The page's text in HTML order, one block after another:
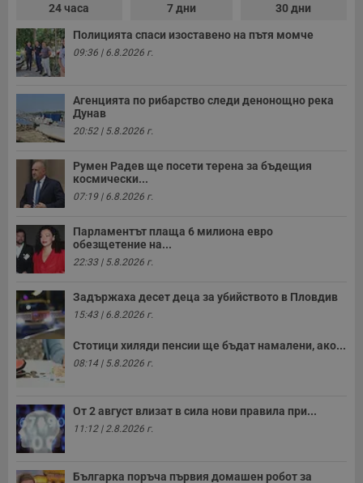
24 часа 7 дни 30 дни
Полицията спаси изоставено на пътя момче
09:36 | 6.8.2026 г.
Агенцията по рибарство следи денонощно река
Дунав
20:52 | 5.8.2026 г.
Румен Радев ще посети терена за бъдещия
космически...
07:19 | 6.8.2026 г.
Парламентът плаща 6 милиона евро
обезщетение на...
22:33 | 5.8.2026 г.
Задържаха десет деца за убийството в Пловдив
15:43 | 6.8.2026 г.
Стотици хиляди пенсии ще бъдат намалени, ако...
08:14 | 5.8.2026 г.
От 2 август влизат в сила нови правила при...
11:12 | 2.8.2026 г.
Българка поръча първия домашен робот за